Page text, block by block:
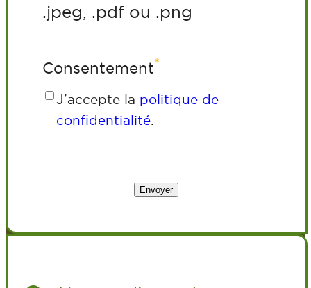
.jpeg, .pdf ou .png
Consentement*
J’accepte la politique de
confidentialité.
Envoyer